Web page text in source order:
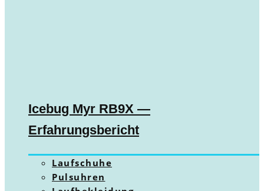
Icebug Myr RB9X —
Erfahrungsbericht
Laufschuhe
Pulsuhren